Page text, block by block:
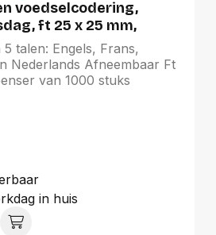
voedselcodering,
ft 25 x 25 mm,
stuks
Afneembaar Ft
mm Dispenser van 1000 stuks
in huis